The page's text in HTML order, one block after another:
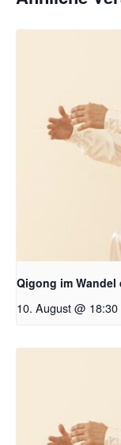
Qigong im
10. August @ 18:30